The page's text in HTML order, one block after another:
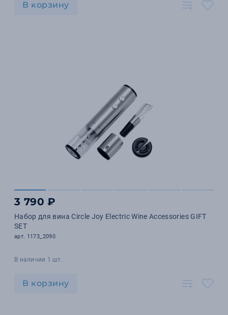
В корзину
3 790 ₽
Набор для вина Circle Joy Electric Wine Accessories GIFT
SET
арт. 1173_2090
В наличии 1 шт.
В корзину